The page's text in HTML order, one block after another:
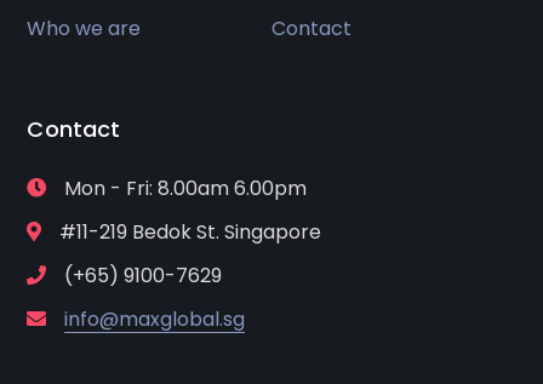
Who we are
Contact
Contact
Mon - Fri: 8.00am 6.00pm
#11-219 Bedok St. Singapore
(+65) 9100-7629
info@maxglobal.sg